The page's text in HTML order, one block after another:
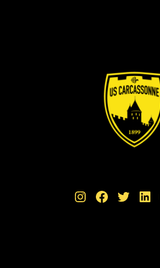
Instagram Facebook Twitter LinkedIn